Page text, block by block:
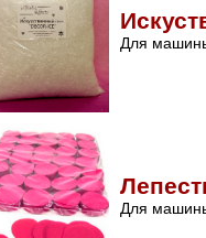
Для
Для